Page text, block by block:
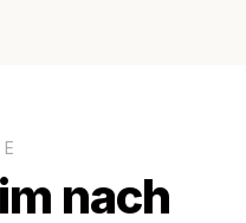
nach